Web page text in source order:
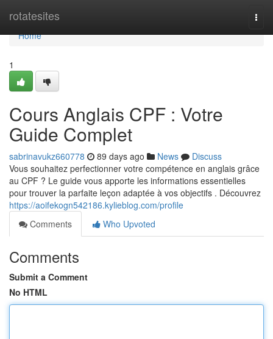
rotatesites
Home
Home
1
Cours Anglais CPF : Votre
Guide Complet
sabrinavukz660778 89 days ago News
Discuss
Vous souhaitez perfectionner votre compétence en anglais grâce
au CPF ? Le guide vous apporte les informations essentielles
pour trouver la parfaite leçon adaptée à vos objectifs . Découvrez
https://aoifekogn542186.kylieblog.com/profile
Comments
Who Upvoted
Comments
Submit a Comment
No HTML